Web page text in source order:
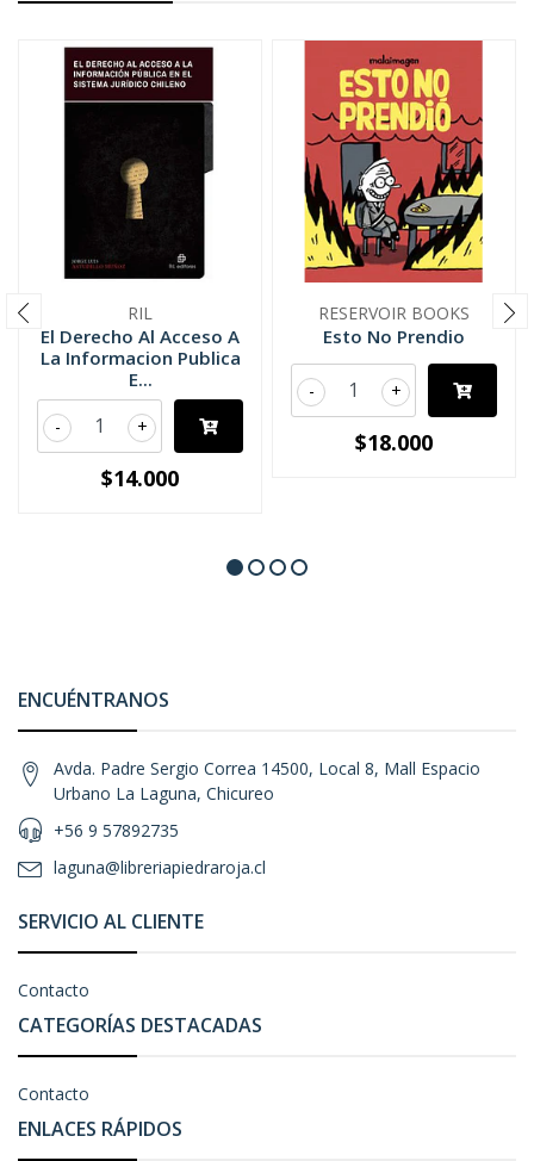
RIL
El Derecho Al Acceso A
La Informacion Publica
E...
+
-
$14.000
RESERVOIR BOOKS
Esto No Prendio
+
-
$18.000
ENCUÉNTRANOS
Avda. Padre Sergio Correa 14500, Local 8, Mall Espacio
Urbano La Laguna, Chicureo
+56 9 57892735
laguna@libreriapiedraroja.cl
SERVICIO AL CLIENTE
Contacto
CATEGORÍAS DESTACADAS
Contacto
ENLACES RÁPIDOS